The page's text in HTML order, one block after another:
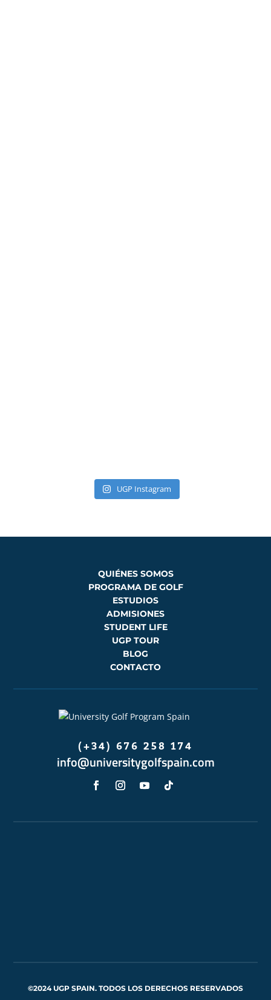
UGP Instagram
QUIÉNES SOMOS
PROGRAMA DE GOLF
ESTUDIOS
ADMISIONES
STUDENT LIFE
UGP TOUR
BLOG
CONTACTO
(+34) 676 258 174
info@universitygolfspain.com
©2024 UGP SPAIN. TODOS LOS DERECHOS RESERVADOS